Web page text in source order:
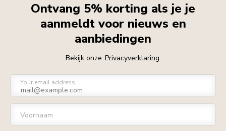
Ontvang 5% korting als je je
aanmeldt voor nieuws en
aanbiedingen
Bekijk onze Privacyverklaring
Your email address
Voornaam